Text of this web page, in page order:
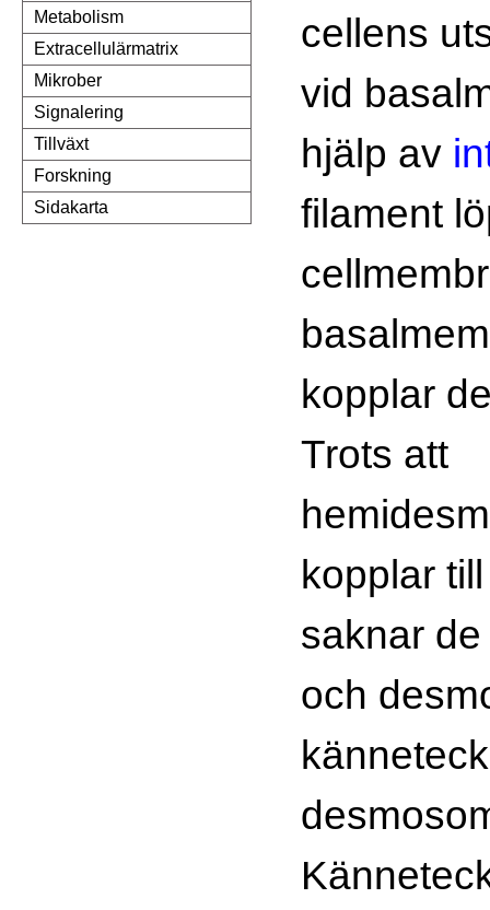
Metabolism
Extracellulärmatrix
Mikrober
Signalering
Tillväxt
Forskning
Sidakarta
cellens
vid
hjälp av
filament
kopplar
Trots att
kopplar
saknar
och